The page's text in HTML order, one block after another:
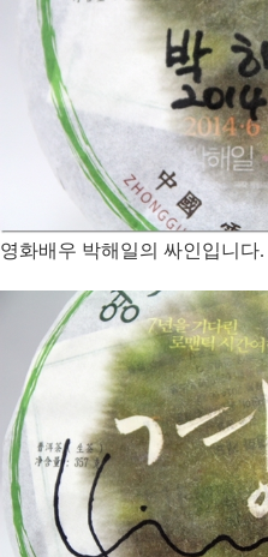
영화배우 박해일의 싸인입니다.